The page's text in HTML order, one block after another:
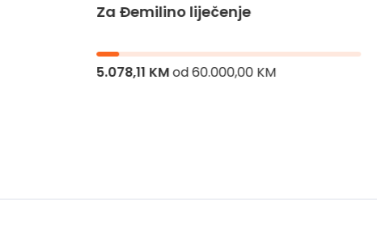
Za Đemilino liječenje
5.078,11 KMod60.000,00 KM